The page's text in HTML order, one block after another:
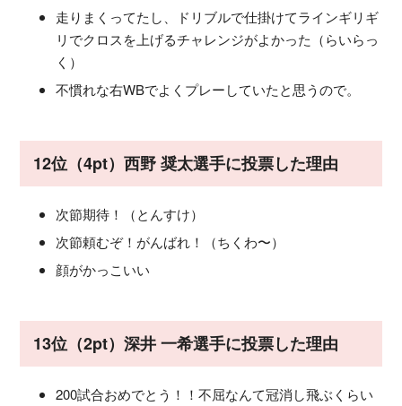
走りまくってたし、ドリブルで仕掛けてラインギリギ
リでクロスを上げるチャレンジがよかった（らいらっ
く）
不慣れな右WBでよくプレーしていたと思うので。
12位（4pt）西野 奨太選手に投票した理由
次節期待！（とんすけ）
次節頼むぞ！がんばれ！（ちくわ〜）
顔がかっこいい
13位（2pt）深井 一希選手に投票した理由
200試合おめでとう！！不屈なんて冠消し飛ぶくらい